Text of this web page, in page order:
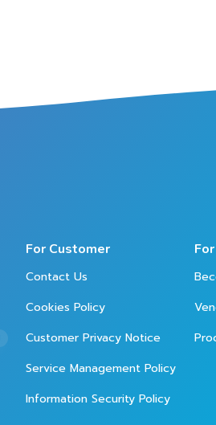
For Customer
Contact Us
Cookies Policy
Customer Privacy Notice
Service Management Policy
Information Security Policy